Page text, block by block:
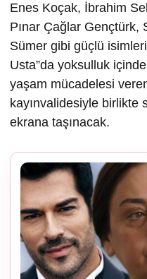
Enes Koçak, İbrahim
Pınar Çağlar Gençtürk,
Sümer gibi güçlü
Usta”da yoksulluk
yaşam mücadelesi
kayınvalidesiyle birlikte
ekrana taşınacak.